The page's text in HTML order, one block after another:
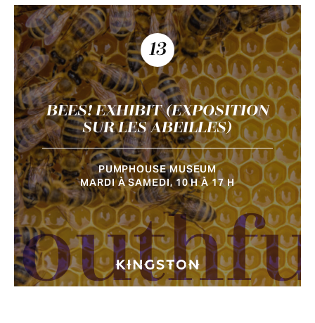
13
BEES! EXHIBIT (EXPOSITION
SUR LES ABEILLES)
PUMPHOUSE MUSEUM
MARDI À SAMEDI, 10 H À 17 H